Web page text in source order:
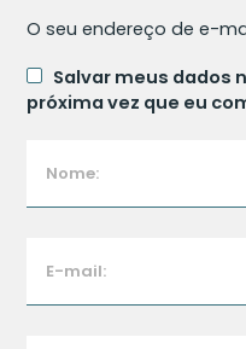
O seu endereço de e-
Salvar meus dados
próxima vez que eu